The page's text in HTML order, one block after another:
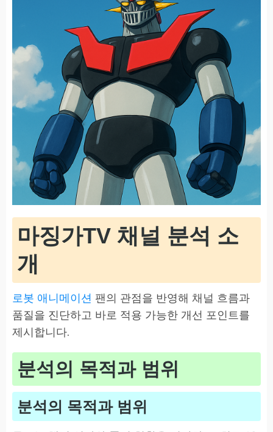
마징가TV 채널 분석 소
개
로봇 애니메이션 팬의 관점을 반영해 채널 흐름과
품질을 진단하고 바로 적용 가능한 개선 포인트를
제시합니다.
분석의 목적과 범위
분석의 목적과 범위